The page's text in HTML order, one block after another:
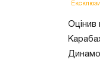
Оцінив
Динамо